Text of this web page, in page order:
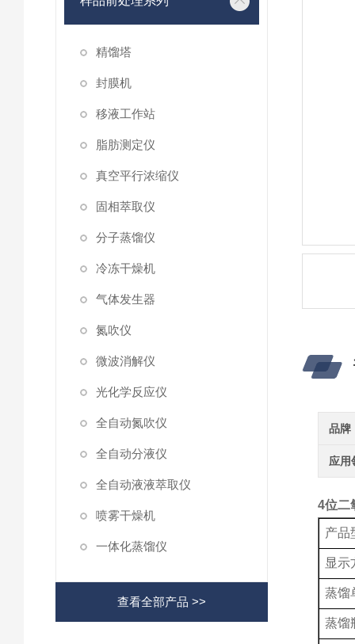
精馏塔
封膜机
移液工作站
脂肪测定仪
真空平行浓缩仪
固相萃取仪
分子蒸馏仪
冷冻干燥机
气体发生器
氮吹仪
微波消解仪
光化学反应仪
全自动氮吹仪
全自动分液仪
全自动液液萃取仪
喷雾干燥机
一体化蒸馏仪
查看全部产品 >>
品牌
应用
4位二
产品
显示
蒸馏
蒸馏